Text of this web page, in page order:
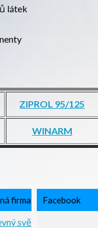
látek
ZIPROL 95/125
WINARM
firma Facebook